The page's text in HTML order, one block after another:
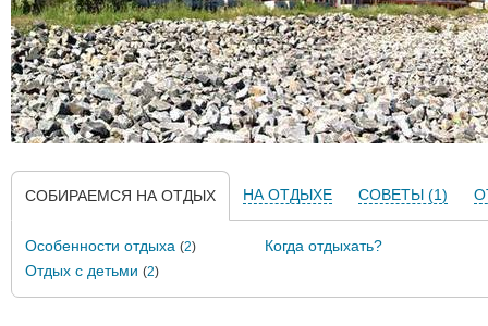
СОБИРАЕМСЯ НА ОТДЫХ НА ОТДЫХЕ СОВЕТЫ (1)
Особенности отдыха (2)
Когда отдыхать?
Отдых с детьми (2)